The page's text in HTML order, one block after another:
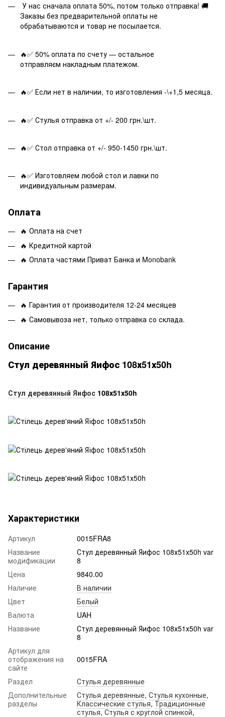
У нас сначала оплата 50%, потом только отправка! 🚚
Заказы без предварительной оплаты не
обрабатываются и товар не посылается.
🔥✅ 50% оплата по счету — остальное
отправляєм накладным платежом.
🔥✅ Если нет в наличии, то изготовления -\+1,5 месяца.
🔥✅ Стулья отправка от +/- 200 грн.\шт.
🔥✅ Стол отправка от +/- 950-1450 грн.\шт.
🔥✅ Изготовляем любой стол и лавки по
индивидуальным размерам.
Оплата
🔥 Оплата на счет
🔥 Кредитной картой
🔥 Оплата частями Приват Банка и Monobank
Гарантия
🔥 Гарантия от производителя 12-24 месяцев
🔥 Самовывоза нет, только отправка со склада.
Описание
Стул деревянный Яифос 108х51х50h
Стул деревянный Яифос 108х51х50h
Характеристики
Артикул
0015FRA8
Название
модификации
Стул деревянный Яифос 108х51х50h var
8
Цена
9840.00
Наличие
В наличии
Цвет
Белый
Валюта
UAH
Название
Стул деревянный Яифос 108х51х50h var
8
Артикул для
отображения на
сайте
0015FRA
Раздел
Стулья деревянные
Дополнительные
разделы
Стулья деревянные, Стулья кухонные,
Классические стулья,Традиционные
стулья,Стулья с круглой спинкой,